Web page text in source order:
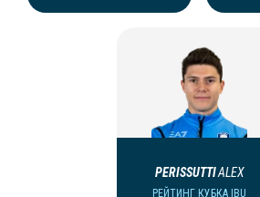
PERISSUTTIALEX
РЕЙТИНГ КУБКА IBU